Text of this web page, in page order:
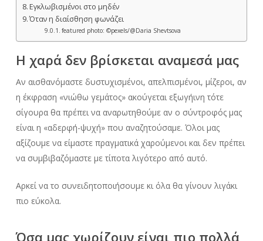
Εγκλωβισμένοι στο μηδέν
Όταν η διαίσθηση φωνάζει
featured photo: ©pexels/@Daria Shevtsova
Η χαρά δεν βρίσκεται αναμεσά μας
Αν αισθανόμαστε δυστυχισμένοι, απελπισμένοι, μίζεροι, αν
η έκφραση «νιώθω γεμάτος» ακούγεται εξωγήινη τότε
σίγουρα θα πρέπει να αναρωτηθούμε αν ο σύντροφός μας
είναι η «αδερφή-ψυχή» που αναζητούσαμε. Όλοι μας
αξίζουμε να είμαστε πραγματικά χαρούμενοι και δεν πρέπει
να συμβιβαζόμαστε με τίποτα λιγότερο από αυτό.
Αρκεί να το συνειδητοποιήσουμε κι όλα θα γίνουν λιγάκι
πιο εύκολα.
Όσα μας χωρίζουν είναι πιο πολλά